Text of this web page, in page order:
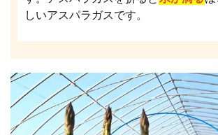
しいアスパラガスです。